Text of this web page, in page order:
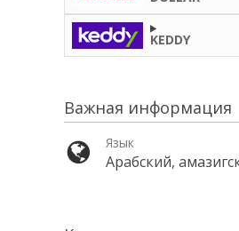
KEDDY
Важная информация
Язык
Арабский,